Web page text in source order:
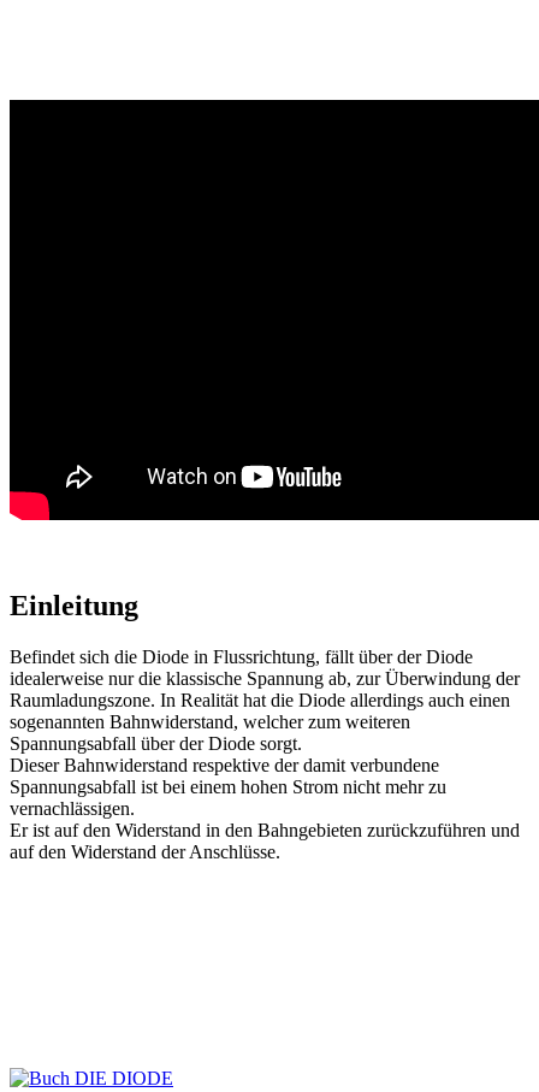
Einleitung
Befindet sich die Diode in Flussrichtung, fällt über der Diode
idealerweise nur die klassische Spannung ab, zur Überwindung der
Raumladungszone. In Realität hat die Diode allerdings auch einen
sogenannten Bahnwiderstand, welcher zum weiteren
Spannungsabfall über der Diode sorgt.
Dieser Bahnwiderstand respektive der damit verbundene
Spannungsabfall ist bei einem hohen Strom nicht mehr zu
vernachlässigen.
Er ist auf den Widerstand in den Bahngebieten zurückzuführen und
auf den Widerstand der Anschlüsse.